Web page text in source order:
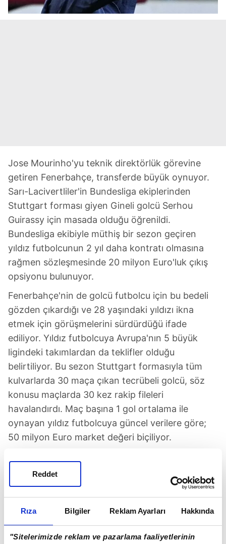
Rıza Bilgiler Reklam Ayarları Hakkında
"Sitelerimizde reklam ve pazarlama faaliyetlerinin
Reddet
Jose Mourinho'yu teknik direktörlük görevine
getiren Fenerbahçe, transferde büyük oynuyor.
Sarı-Lacivertliler'in Bundesliga ekiplerinden
Stuttgart forması giyen Gineli golcü Serhou
Guirassy için masada olduğu öğrenildi.
Bundesliga ekibiyle müthiş bir sezon geçiren
yıldız futbolcunun 2 yıl daha kontratı olmasına
rağmen sözleşmesinde 20 milyon Euro'luk çıkış
opsiyonu bulunuyor.
Fenerbahçe'nin de golcü futbolcu için bu bedeli
gözden çıkardığı ve 28 yaşındaki yıldızı ikna
etmek için görüşmelerini sürdürdüğü ifade
ediliyor. Yıldız futbolcuya Avrupa'nın 5 büyük
ligindeki takımlardan da teklifler olduğu
belirtiliyor. Bu sezon Stuttgart formasıyla tüm
kulvarlarda 30 maça çıkan tecrübeli golcü, söz
konusu maçlarda 30 kez rakip fileleri
havalandırdı. Maç başına 1 gol ortalama ile
oynayan yıldız futbolcuya güncel verilere göre;
50 milyon Euro market değeri biçiliyor.
TIKLAYIN